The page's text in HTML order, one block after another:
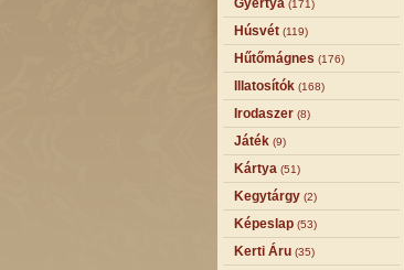
Gyertya (171)
Húsvét (119)
Hűtőmágnes (176)
Illatosítók (168)
Irodaszer (8)
Játék (9)
Kártya (51)
Kegytárgy (2)
Képeslap (53)
Kerti Áru (35)